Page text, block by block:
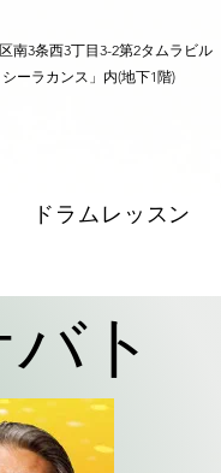
南3条西3丁目3-2第2タムラビル
シーラカンス」内(地下1階)
ドラムレッスン
ト